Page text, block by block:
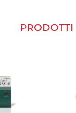
PRODOTTI